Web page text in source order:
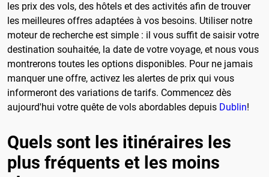
les prix des vols, des hôtels et des activités afin de trouver
les meilleures offres adaptées à vos besoins. Utiliser notre
moteur de recherche est simple : il vous suffit de saisir votre
destination souhaitée, la date de votre voyage, et nous vous
montrerons toutes les options disponibles. Pour ne jamais
manquer une offre, activez les alertes de prix qui vous
informeront des variations de tarifs. Commencez dès
aujourd'hui votre quête de vols abordables depuis Dublin!
Quels sont les itinéraires les
plus fréquents et les moins